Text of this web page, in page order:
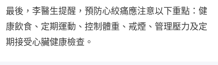
最後，李醫生提醒，預防心絞痛應注意以下重點：健
康飲食、定期運動、控制體重、戒煙、管理壓力及定
期接受心臟健康檢查。